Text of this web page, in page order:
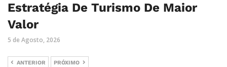
Estratégia De Turismo De Maior
Valor
5 de Agosto, 2026
ANTERIOR PRÓXIMO